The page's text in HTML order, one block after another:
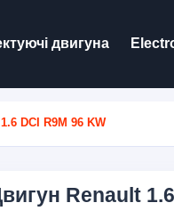
двигуна
DCI R9M 96 KW
Renault